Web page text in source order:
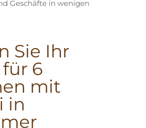
Geschäfte in wenigen
Sie Ihr
6
mit
in